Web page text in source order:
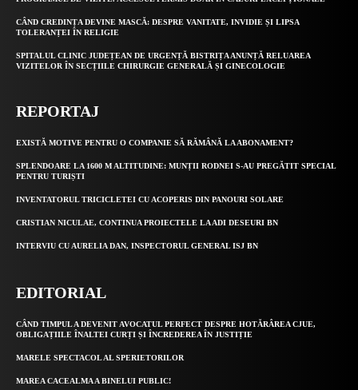
CÂND CREDINȚA DEVINE MASCĂ: DESPRE VANITATE, INVIDIE ȘI LIPSA
TOLERANȚEI ÎN RELIGIE
SPITALUL CLINIC JUDEȚEAN DE URGENȚĂ BISTRIȚA ANUNȚĂ RELUAREA
VIZITELOR ÎN SECȚIILE CHIRURGIE GENERALĂ ȘI GINECOLOGIE
REPORTAJ
EXISTĂ MOTIVE PENTRU O COMPANIE SĂ RĂMÂNĂ LA ABONAMENT?
SPLENDOARE LA 1600 M ALTITUDINE: MUNȚII RODNEI S-AU PREGĂTIT SPECIAL
PENTRU TURIȘTI
INVENTATORUL TRICICLETEI CU ACOPERIS DIN PANOURI SOLARE
CRISTIAN NICULAE, CONTINUA PROIECTELE LA ADI DESEURI BN
INTERVIU CU AURELIA DAN, INSPECTORUL GENERAL ISJ BN
EDITORIAL
CÂND TIMPUL A DEVENIT AVOCATUL PERFECT DESPRE HOTĂRÂREA CJUE,
OBLIGAȚIILE ÎNALTEI CURȚI ȘI ÎNCREDEREA ÎN JUSTIȚIE
MARELE SPECTACOL AL SPERIETORILOR
MAREA CACEALMA A BINELUI PUBLIC!